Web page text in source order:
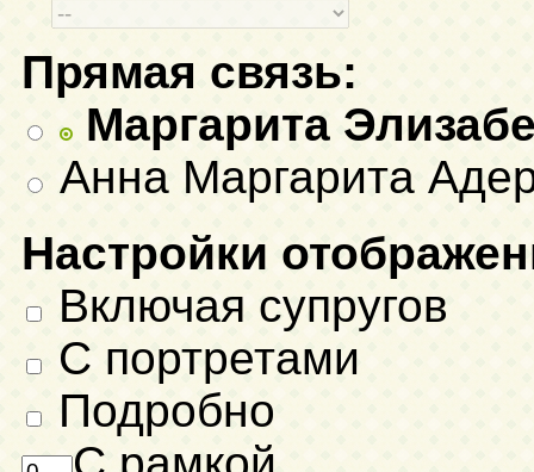
Прямая связь:
Маргарита
Анна Маргарита
Настройки
Включая супругов
С портретами
Подробно